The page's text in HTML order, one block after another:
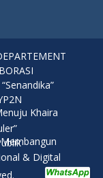
“Senandika”
Publik
& Digital